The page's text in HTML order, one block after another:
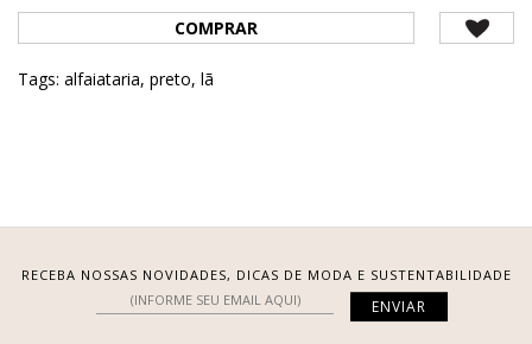
COMPRAR
Tags: alfaiataria, preto, lã
RECEBA NOSSAS NOVIDADES, DICAS DE MODA E SUSTENTABILIDADE